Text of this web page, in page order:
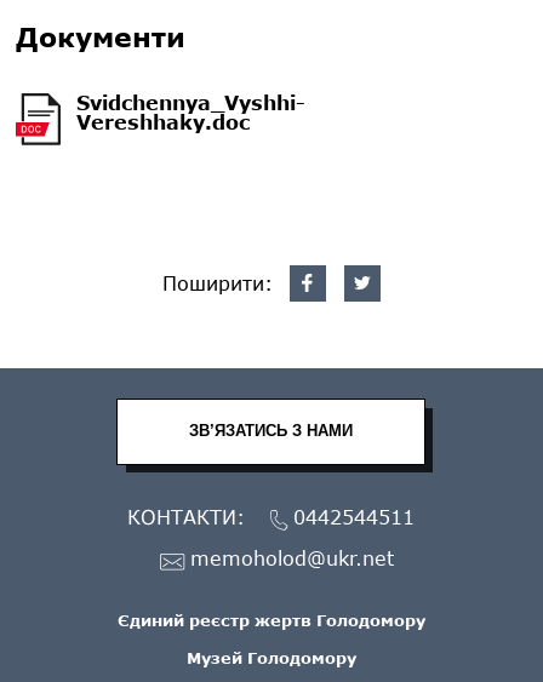
Документи
Svidchennya_Vyshhi-
Vereshhaky.doc
Поширити:
Єдиний реєстр жертв Голодомору
Музей Голодомору
ЗВ’ЯЗАТИСЬ З НАМИ
КОНТАКТИ:
0442544511
memoholod@ukr.net